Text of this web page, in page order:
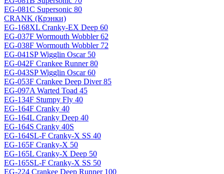
EG-081C Supersonic 80
CRANK (Крэнки)
EG-168XL Cranky-EX Deep 60
EG-037F Wormouth Wobbler 62
EG-038F Wormouth Wobbler 72
EG-041SP Wigglin Oscar 50
EG-042F Crankee Runner 80
EG-043SP Wigglin Oscar 60
EG-053F Crankee Deep Diver 85
EG-097A Warted Toad 45
EG-134F Stumpy Fly 40
EG-164F Cranky 40
EG-164L Cranky Deep 40
EG-164S Cranky 40S
EG-164SL-F Cranky-X SS 40
EG-165F Cranky-X 50
EG-165L Cranky-X Deep 50
EG-165SL-F Cranky-X SS 50
EG-224 Crankee Deep Runner 100